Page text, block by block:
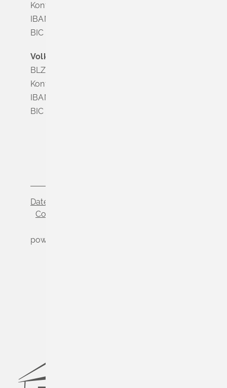
Konto Nr. 8 028 524
IBAN DE63 6835 1865 0008 0285 24
BIC SOLADES1MGL
Volksbank Dreiländereck
BLZ 683 900 00
Konto Nr. 3 500 004
IBAN DE56 6839 0000 0003 5000 04
BIC VOLODE66
Datenschutz
Cookie-Einstellungen
powered by